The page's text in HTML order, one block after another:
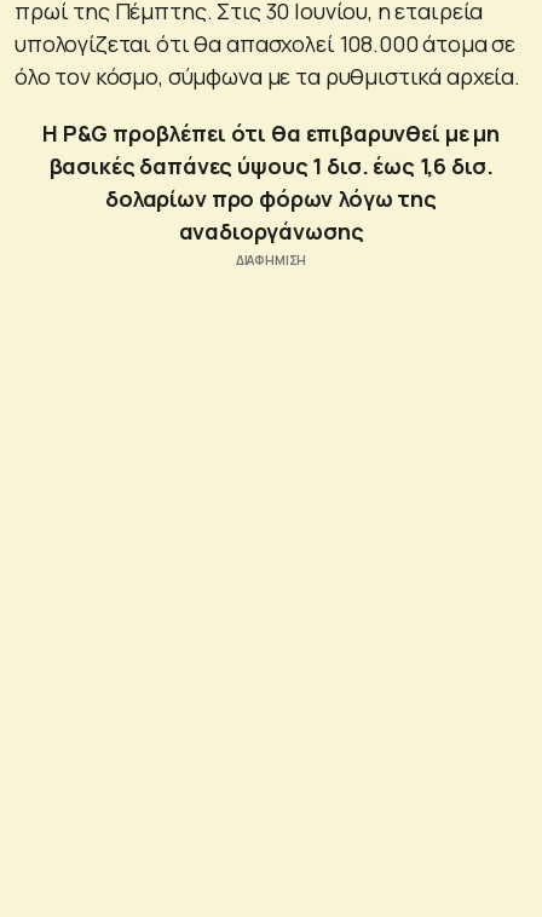
πρωί της Πέμπτης. Στις 30 Ιουνίου, η εταιρεία
υπολογίζεται ότι θα απασχολεί 108.000 άτομα σε
όλο τον κόσμο, σύμφωνα με τα ρυθμιστικά αρχεία.
Η P&G προβλέπει ότι θα επιβαρυνθεί με μη
βασικές δαπάνες ύψους 1 δισ. έως 1,6 δισ.
δολαρίων προ φόρων λόγω της
αναδιοργάνωσης